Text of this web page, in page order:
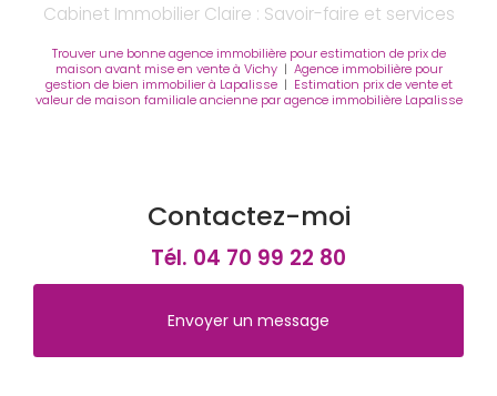
Cabinet Immobilier Claire : Savoir-faire et services
Trouver une bonne agence immobilière pour estimation de prix de
maison avant mise en vente à Vichy| Agence immobilière pour
gestion de bien immobilier à Lapalisse| Estimation prix de vente et
valeur de maison familiale ancienne par agence immobilière Lapalisse
Contactez-moi
Tél. 04 70 99 22 80
Envoyer un message